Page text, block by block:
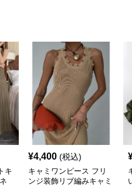
キ
¥4,400 (税込)
キャミワンピース フリ
ンジ装飾リブ編みキャミ